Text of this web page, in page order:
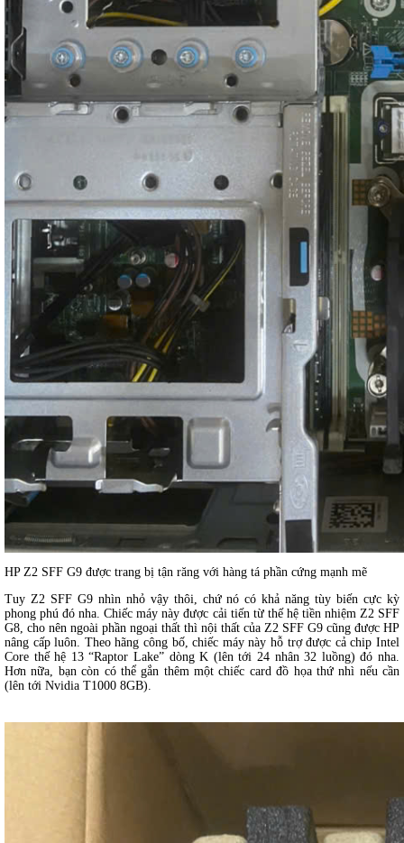
HP Z2 SFF G9 được trang bị tận răng với hàng tá phần cứng mạnh mẽ
Tuy Z2 SFF G9 nhìn nhỏ vậy thôi, chứ nó có khả năng tùy biến cực kỳ
phong phú đó nha. Chiếc máy này được cải tiến từ thế hệ tiền nhiệm Z2 SFF
G8, cho nên ngoài phần ngoại thất thì nội thất của Z2 SFF G9 cũng được HP
nâng cấp luôn. Theo hãng công bố, chiếc máy này hỗ trợ được cả chip Intel
Core thế hệ 13 “Raptor Lake” dòng K (lên tới 24 nhân 32 luồng) đó nha.
Hơn nữa, bạn còn có thể gắn thêm một chiếc card đồ họa thứ nhì nếu cần
(lên tới Nvidia T1000 8GB).